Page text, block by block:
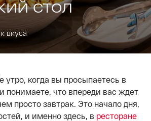
стол
вкуса
утро, когда вы просыпаетесь в
понимаете, что впереди вас ждет
просто завтрак. Это начало дня,
и именно здесь, в ресторане